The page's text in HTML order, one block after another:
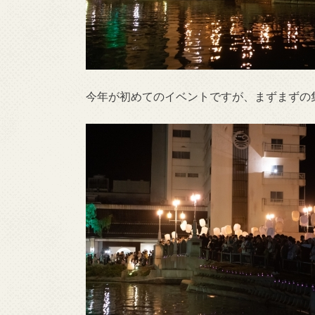
今年が初めてのイベントですが、まずまずの